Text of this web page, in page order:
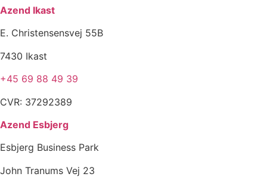
Azend Ikast
E. Christensensvej 55B
7430 Ikast
+45 69 88 49 39
CVR: 37292389
Azend Esbjerg
Esbjerg Business Park
John Tranums Vej 23